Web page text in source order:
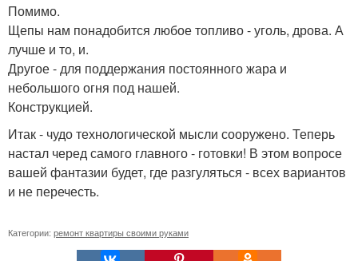
Помимо.
Щепы нам понадобится любое топливо - уголь, дрова. А
лучше и то, и.
Другое - для поддержания постоянного жара и
небольшого огня под нашей.
Конструкцией.
Итак - чудо технологической мысли сооружено. Теперь
настал черед самого главного - готовки! В этом вопросе
вашей фантазии будет, где разгуляться - всех вариантов
и не перечесть.
Категории: ремонт квартиры своими руками